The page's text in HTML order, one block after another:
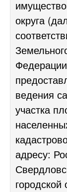
округа
ведения
участка
адресу:
городской